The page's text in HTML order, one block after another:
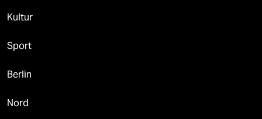
Kultur
Sport
Berlin
Nord